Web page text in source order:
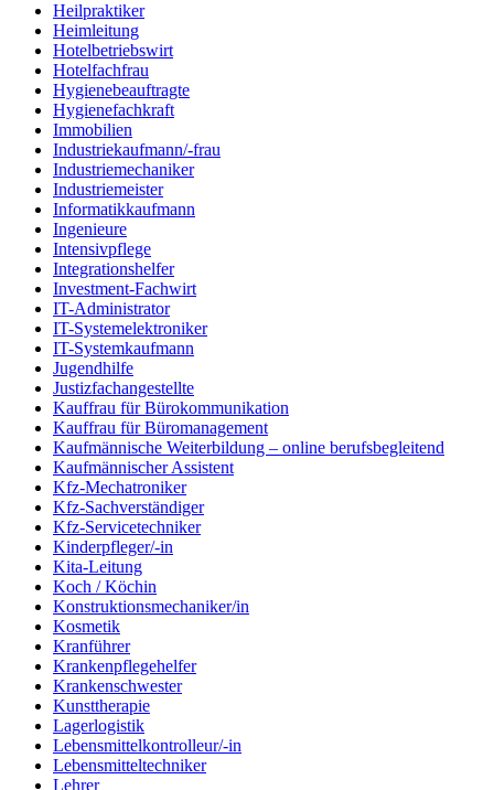
Heilpraktiker
Heimleitung
Hotelbetriebswirt
Hotelfachfrau
Hygienebeauftragte
Hygienefachkraft
Immobilien
Industriekaufmann/-frau
Industriemechaniker
Industriemeister
Informatikkaufmann
Ingenieure
Intensivpflege
Integrationshelfer
Investment-Fachwirt
IT-Administrator
IT-Systemelektroniker
IT-Systemkaufmann
Jugendhilfe
Justizfachangestellte
Kauffrau für Bürokommunikation
Kauffrau für Büromanagement
Kaufmännische Weiterbildung – online berufsbegleitend
Kaufmännischer Assistent
Kfz-Mechatroniker
Kfz-Sachverständiger
Kfz-Servicetechniker
Kinderpfleger/-in
Kita-Leitung
Koch / Köchin
Konstruktionsmechaniker/in
Kosmetik
Kranführer
Krankenpflegehelfer
Krankenschwester
Kunsttherapie
Lagerlogistik
Lebensmittelkontrolleur/-in
Lebensmitteltechniker
Lehrer